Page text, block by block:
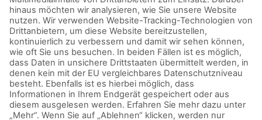
IMPRESSUM DATENSCHUTZERKLÄRUNG AGB KONTAKT
© Aurora Mühlen GmbH - Trettaustraße 49 – D-21107 Hamburg